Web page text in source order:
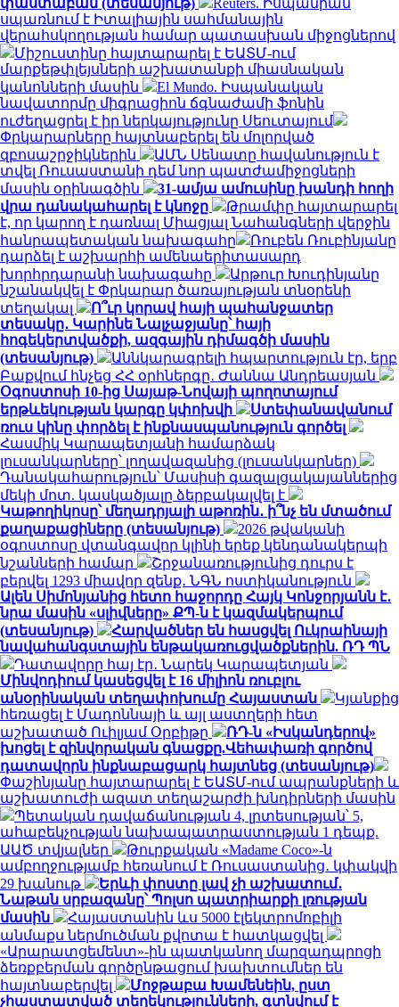
սպառնում է Իտալիային սահմանային
վերահսկողության համար պատասխան միջոցներով
Միշուստինը հայտարարել է ԵԱՏՄ-ում
մարքեթփլեյսների աշխատանքի միասնական
կանոնների մասին
El Mundo. Իսպանական
նավատորմը միգրացիոն ճգնաժամի ֆոնին
ուժեղացրել է իր ներկայությունը Սեուտայում
Փրկարարները հայտնաբերել են մոլորված
զբոսաշրջիկներին
ԱՄՆ Սենատը հավանություն է
տվել Ռուսաստանի դեմ նոր պատժամիջոցների
մասին օրինագծին
31-ամյա ամուսինը խանդի հողի
վրա դանակահարել է կնոջը
Թրամփը հայտարարել
է, որ կարող է դառնալ Միացյալ Նահանգների վերջին
հանրապետական ​​նախագահը
Ռուբեն Ռուբինյանը
դարձել է աշխարհի ամենաերիտասարդ
խորհրդարանի նախագահը
Արթուր Խուդինյանը
նշանակվել է Փրկարար ծառայության տնօրենի
տեղակալ
Ո՞ւր կորավ հայի պահանջատեր
տեսակը․ Կարինե Նալչաջյանը՝ հայի
հոգեկերտվածքի, ազգային դիմագծի մասին
(տեսանյութ)
Աննկարագրելի հպարտություն էր, երբ
Բաքվում հնչեց ՀՀ օրհներգը․ Ժաննա Անդրեասյան
Օգոստոսի 10-ից Սայաթ-Նովայի պողոտայում
երթևեկության կարգը կփոխվի
Ստեփանավանում
ռուս կինը փորձել է ինքնասպանություն գործել
Հասմիկ Կարապետյանի համարձակ
լուսանկարները՝ լողավազանից (լուսանկարներ)
Դանակահարություն՝ Մասիսի գազալցակայաններից
մեկի մոտ. կասկածյալը ձերբակալվել է
Կաթողիկոսը՝ մեղադրյալի աթոռին․ ի՞նչ են մտածում
քաղաքացիները (տեսանյութ)
2026 թվականի
օգոստոսը վտանգավոր կլինի երեք կենդանակերպի
նշանների համար
Շրջանառությունից դուրս է
բերվել 1293 միավոր զենք․ ՆԳՆ ոստիկանություն
Ալեն Սիմոնյանից հետո հաջորդը Հայկ Կոնջորյանն է․
նրա մասին «սլիվները» ՔՊ-ն է կազմակերպում
(տեսանյութ)
Հարվածներ են հասցվել Ուկրաինայի
նավահանգստային ենթակառուցվածքներին. ՌԴ ՊՆ
Դատավորը հայ էր․ Նարեկ Կարապետյան
Մինվոդիում կասեցվել է 16 միլիոն ռուբլու
անօրինական տեղափոխումը Հայաստան
Կյանքից
հեռացել է Մադոննայի և այլ աստղերի հետ
աշխատած Ուիլյամ Օրբիթը
ՌԴ-ն «Իսկանդերով»
խոցել է զինվորական գնացքը.Վեհափառի գործով
դատավորն ինքնաբացարկ հայտնեց (տեսանյութ)
Փաշինյանը հայտարարել է ԵԱՏՄ-ում ապրանքների և
աշխատուժի ազատ տեղաշարժի խնդիրների մասին
Պետական դավաճանության 4, լրտեսության՝ 5,
ահաբեկչության նախապատրաստության 1 դեպք.
ԱԱԾ տվյալներ
Թուրքական «Madame Coco»-ն
ամբողջությամբ հեռանում է Ռուսաստանից․ կփակվի
29 խանութ
Երևի փոստը լավ չի աշխատում․
Նաթան սրբազանը՝ Պոլսո պատրիարքի լռության
մասին
Հայաստանին ևս 5000 էլեկտրոմոբիլի
անմաքս ներմուծման քվոտա է հատկացվել
«Արարատցեմենտ»-ին պատկանող մարզադպրոցի
ձեռքբերման գործընթացում խախտումներ են
հայտնաբերվել
Մոջթաբա Խամենեին, ըստ
չհաստատված տեղեկությունների, գտնվում է